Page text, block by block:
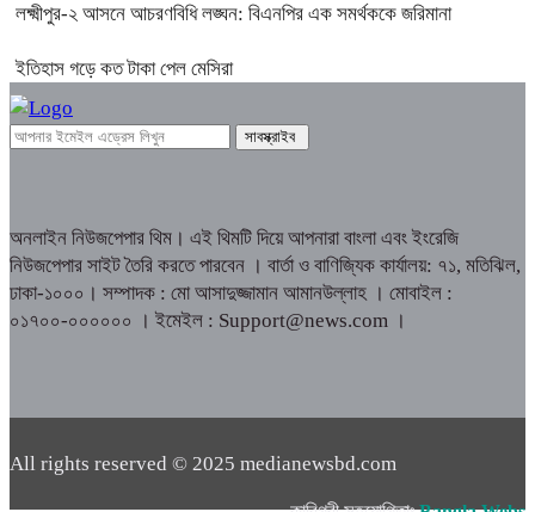
লক্ষ্মীপুর-২ আসনে আচরণবিধি লঙ্ঘন: বিএনপির এক সমর্থককে জরিমানা
ইতিহাস গড়ে কত টাকা পেল মেসিরা
অনলাইন নিউজপেপার থিম। এই থিমটি দিয়ে আপনারা বাংলা এবং ইংরেজি
নিউজপেপার সাইট তৈরি করতে পারবেন । বার্তা ও বাণিজ্যিক কার্যালয়: ৭১, মতিঝিল,
ঢাকা-১০০০। সম্পাদক : মো আসাদুজ্জামান আমানউল্লাহ । মোবাইল :
০১৭০০-০০০০০০ । ইমেইল : Support@news.com ।
All rights reserved © 2025 medianewsbd.com